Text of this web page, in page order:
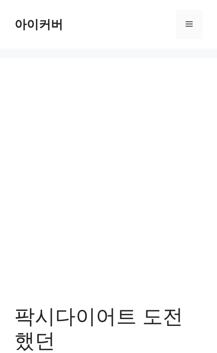
content아이커버 Menu
팍시다이어트 도전
했던